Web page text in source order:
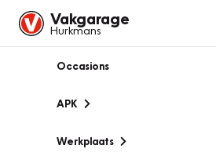
Vakgarage
Hurkmans
Occasions
APK
Werkplaats